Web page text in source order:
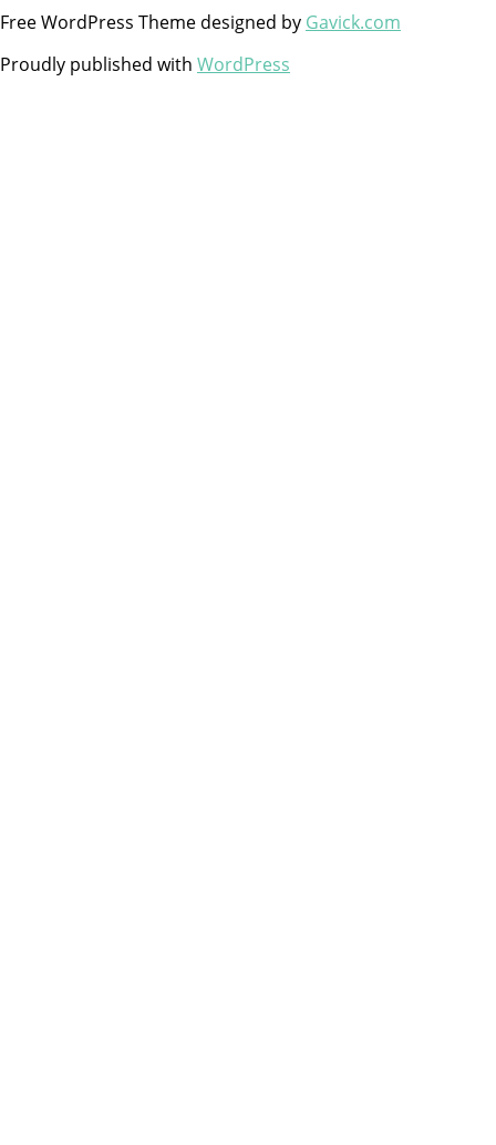
Free WordPress Theme designed by Gavick.com
Proudly published with WordPress